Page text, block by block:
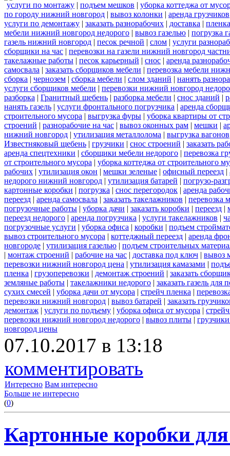
услуги по монтажу | подъем мешков | уборка коттеджа от
по городу нижний новгород | вывоз колонки | аренда грузчиков
услуги по демонтажу | заказать разнорабочих | доставка | пленка
мебели нижний новгород недорого | вывоз газелью | погрузка
газель нижний новгород | песок речной | слом | услуги
сборщики на час | перевозки на газели нижний новгород
такелажные работы | песок карьерный | снос | аренда
самосвала | заказать сборщиков мебели | перевозка мебели
сборка | чернозем | сборка мебели | слом зданий | нанять
услуги сборщиков мебели | перевозки нижний новгород
разборка | Гранитный щебень | разборка мебели | снос зданий |
нанять газель | услуги фронтального погрузчика | аренда
строительного мусора | выгрузка фуры | уборка квартиры от
строений | разнорабочие на час | вывоз оконных рам | мешки |
нижний новгород | утилизация металлолома | выгрузка вагонов
Известняковый щебень | грузчики | снос строений | заказать
аренда спецтехники | сборщики мебели недорого | перевозка
от строительного мусора | уборка коттеджа от строительного
рабочих | утилизация окон | мешки зеленые | офисный переезд |
недорого нижний новгород | утилизация батарей | погрузо-
картонные коробки | погрузка | снос перегородок | аренда
переезд | аренда самосвала | заказать такелажников | перевозка
погрузочные работы | уборка дачи | заказать коробки | переезд |
переезд недорого | аренда погрузчика | услуги такелажников |
погрузочные услуги | уборка офиса | коробки | подъем
вывоз строительного мусора | коттеджный переезд | аренда
новгороде | утилизация газелью | подъем строительных
| монтаж строений | рабочие на час | доставка под ключ | вывоз
перевозки нижний новгород цена | утилизация камазами |
пленка | грузоперевозки | демонтаж строений | заказать
земляные работы | такелажники недорого | заказать газель
сухих смесей | уборка дачи от мусора | стрейч пленка |
перевозки нижний новгород | вывоз батарей | заказать
демонтаж | услуги по подъему | уборка офиса от мусора |
перевозки нижний новгород недорого | вывоз плиты |
новгород цены
07.10.2017 в 13:18
комментировать
Интересно Вам интересно
Больше не интересно
(0)
Картонные коробки для